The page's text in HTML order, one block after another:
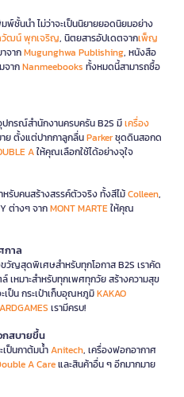
พ์ชั้นนำ ไม่ว่าจะเป็นนิยายยอดนิยมอย่าง
วัฒน์ พุกเจริญ, นิตยสารอัปเดตจากเพ็ญ
จากMugunghwa Publishing, หนังสือ
จากNanmeebooks ทั้งหมดนี้สามารถซื้อ
กรณ์สำนักงานครบครัน B2S มีเครื่อง
าย ตั้งแต่ปากกาลูกลื่นParkerชุดดินสอกด
Aให้คุณเลือกใช้ได้อย่างจุใจ
หรับคนสร้างสรรค์ตัวจริง ทั้งสีไม้Colleen,
ต่างๆ จากMONT MARTEให้คุณ
กาล
ญสุดพิเศษสำหรับทุกโอกาส B2S เราคัด
เหมาะสำหรับทุกเพศทุกวัย สร้างความสุข
ป็น กระเป๋าเก็บอุณหภูมิKAKAO
เรามีครบ!
กสบายขึ้น
เป็นกาต้มน้ำAnitech, เครื่องฟอกอากาศ
A Careและสินค้าอื่น ๆ อีกมากมาย